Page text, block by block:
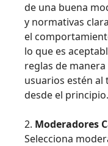
de una buena
y normativas
el
lo que es
reglas de
usuarios estén al
desde el principio.
2. Moderadores
Selecciona